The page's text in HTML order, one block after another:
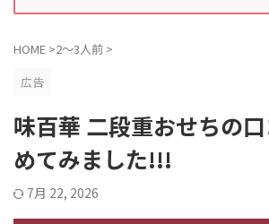
HOME >2～3人前 >
広告
味百華 二段重おせちの
めてみました!!!
7月 22, 2026